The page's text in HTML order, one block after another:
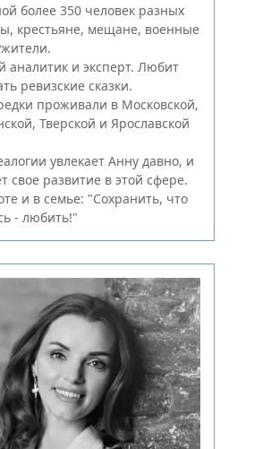
более 350 человек разных
крестьяне, мещане, военные
аналитик и эксперт. Любит
ревизские сказки.
проживали в Московской,
Тверской и Ярославской
увлекает Анну давно, и
свое развитие в этой сфере.
и в семье: "Сохранить, что
- любить!"